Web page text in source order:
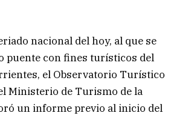
nacional del hoy, al que se
puente con fines turísticos del
el Observatorio Turístico
Ministerio de Turismo de la
un informe previo al inicio del